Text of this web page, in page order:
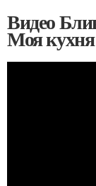
Видео
Моя кухня